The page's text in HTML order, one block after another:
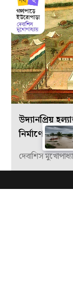
উদ্যানপ্রিয়
নির্মাণে
দেবাশিস